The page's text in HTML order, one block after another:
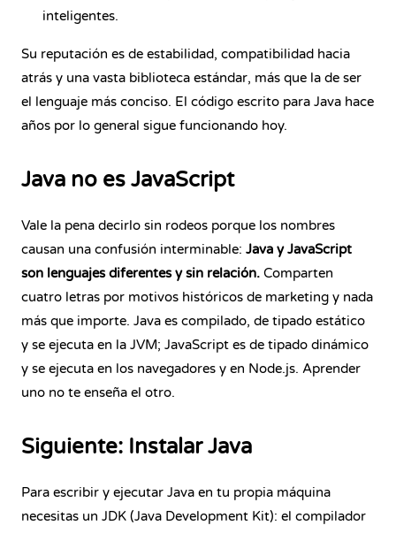
inteligentes.
Su reputación es de estabilidad, compatibilidad hacia
atrás y una vasta biblioteca estándar, más que la de ser
el lenguaje más conciso. El código escrito para Java hace
años por lo general sigue funcionando hoy.
Java no es JavaScript
Vale la pena decirlo sin rodeos porque los nombres
causan una confusión interminable: Java y JavaScript
son lenguajes diferentes y sin relación. Comparten
cuatro letras por motivos históricos de marketing y nada
más que importe. Java es compilado, de tipado estático
y se ejecuta en la JVM; JavaScript es de tipado dinámico
y se ejecuta en los navegadores y en Node.js. Aprender
uno no te enseña el otro.
Siguiente: Instalar Java
Para escribir y ejecutar Java en tu propia máquina
necesitas un JDK (Java Development Kit): el compilador